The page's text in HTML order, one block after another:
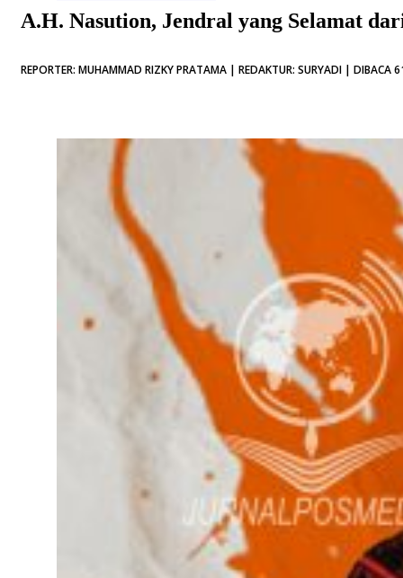
A.H. Nasution, Jendral yang Selamat
REPORTER: MUHAMMAD RIZKY PRATAMA | REDAKTUR: SURYADI | DIBACA